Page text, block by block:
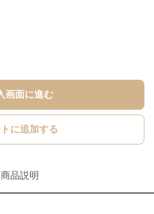
画面に進む
に追加する
商品説明